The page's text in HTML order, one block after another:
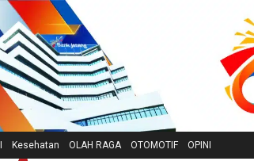
Kesehatan OLAH RAGA OTOMOTIF OPINI